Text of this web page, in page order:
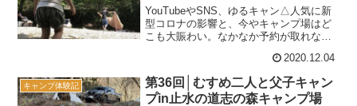
YouTubeやSNS、ゆるキャン△人気に新
型コロナの影響と、今やキャンプ場はど
こも大賑わい。なかなか予約が取れなく
を検討している人も多いんじゃないか
な。でも考えることはみんな一緒。予約
不要とはいえ、行っ...
2020.12.04
キャンプ体験記
第36回│むすめ二人と父子キャン
プin止水の道志の森キャンプ場